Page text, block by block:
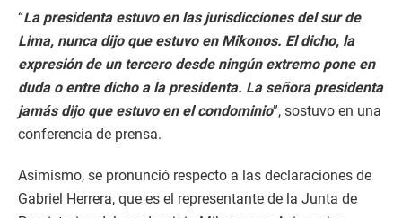
“La presidenta estuvo en las jurisdicciones del sur de
Lima, nunca dijo que estuvo en Mikonos. El dicho, la
expresión de un tercero desde ningún extremo pone en
duda o entre dicho a la presidenta. La señora presidenta
jamás dijo que estuvo en el condominio”, sostuvo en una
conferencia de prensa.
Asimismo, se pronunció respecto a las declaraciones de
Gabriel Herrera, que es el representante de la Junta de